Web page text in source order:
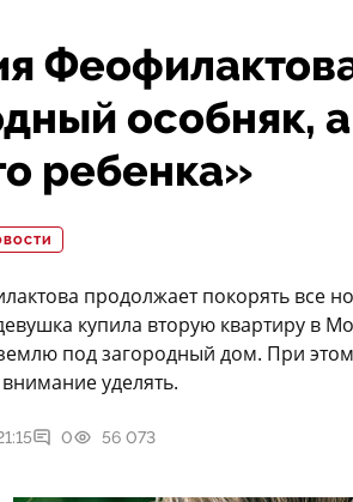
особняк,
ребенка»
продолжает покорять все
купила вторую квартиру в
под загородный дом. При
уделять.
0 56 073